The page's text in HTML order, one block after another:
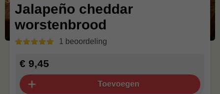
Jalapeño cheddar
worstenbrood
1 beoordeling
€ 9,45
Toevoegen